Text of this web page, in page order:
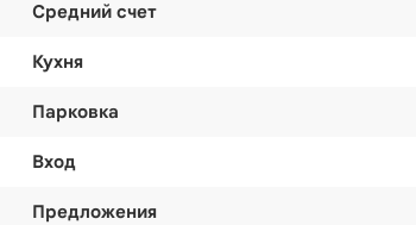
Средний счет
Кухня
Парковка
Вход
Предложения